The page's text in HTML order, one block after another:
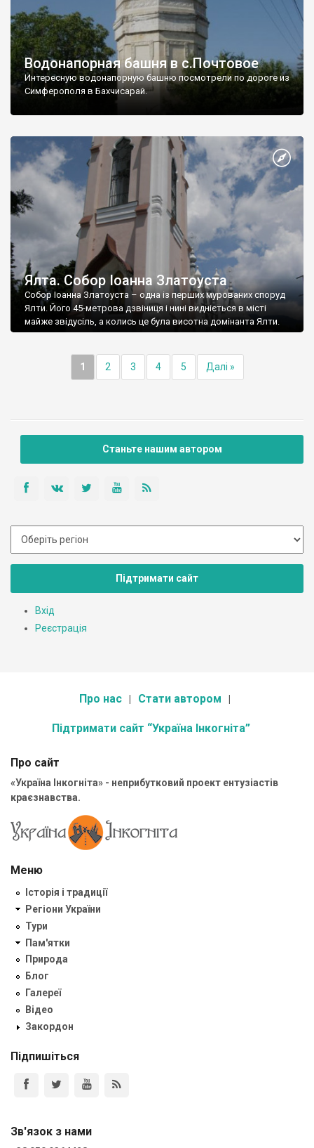
Водонапорная башня в с.Почтовое
Интересную водонапорную башню посмотрели по дороге из
Симферополя в Бахчисарай.
Ялта. Собор Іоанна Златоуста
Собор Іоанна Златоуста – одна із перших мурованих споруд
Ялти. Його 45-метрова дзвіниця і нині видніється в місті
майже звідусіль, а колись це була висотна домінанта Ялти.
1 2 3 4 5 Далі »
Станьте нашим автором
Підтримати сайт
Вхід
Реєстрація
Про нас Стати автором
Підтримати сайт “Україна Інкогніта”
Про сайт
«Україна Інкогніта» - неприбутковий проект ентузіастів
краєзнавства.
Меню
Історія і традиції
Регіони України
Тури
Пам'ятки
Природа
Блог
Галереї
Відео
Закордон
Підпишіться
Зв'язок з нами